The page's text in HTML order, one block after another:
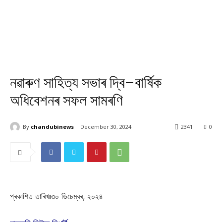
নৱাৰুণ সাহিত্য সভাৰ দ্বি–বাৰ্ষিক
অধিবেশনৰ সফল সামৰণি
By chandubinews December 30, 2024 0
2341
প্ৰকাশিত তাৰিখঃ৩০ ডিচেম্বৰ, ২০২৪